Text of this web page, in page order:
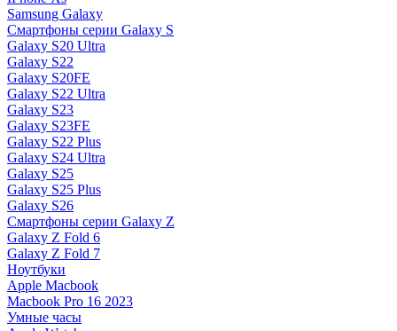
Samsung Galaxy
Смартфоны серии Galaxy S
Galaxy S20 Ultra
Galaxy S22
Galaxy S20FE
Galaxy S22 Ultra
Galaxy S23
Galaxy S23FE
Galaxy S22 Plus
Galaxy S24 Ultra
Galaxy S25
Galaxy S25 Plus
Galaxy S26
Смартфоны серии Galaxy Z
Galaxy Z Fold 6
Galaxy Z Fold 7
Ноутбуки
Apple Macbook
Macbook Pro 16 2023
Умные часы